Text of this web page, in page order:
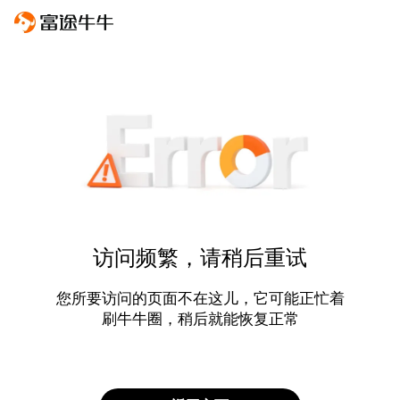
访问频繁，请稍后重试
您所要访问的页面不在这儿，它可能正忙着
刷牛牛圈，稍后就能恢复正常